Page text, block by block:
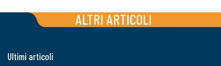
ALTRI ARTICOLI
Ultimi articoli